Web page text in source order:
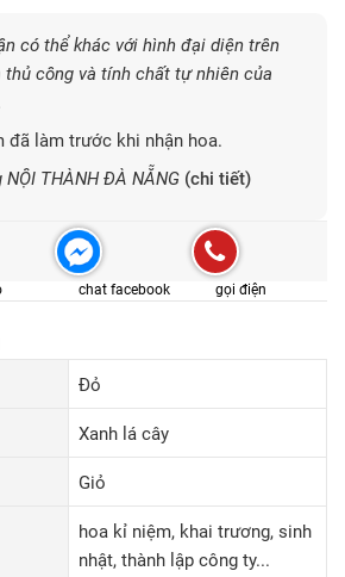
có thể khác với hình đại diện trên
công và tính chất tự nhiên của
đã làm trước khi nhận hoa.
THÀNH ĐÀ NẴNG (chi tiết)
chat facebook gọi điện
Đỏ
Xanh lá cây
Giỏ
hoa kỉ niệm, khai trương, sinh
nhật, thành lập công ty...